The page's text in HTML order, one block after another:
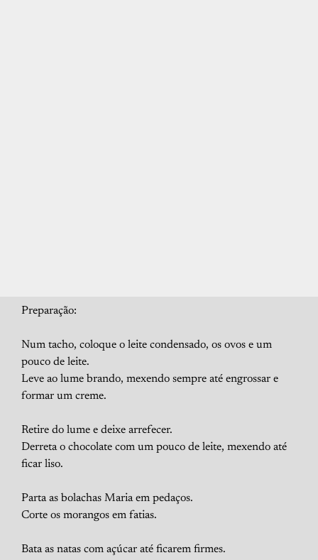
Preparação:
Num tacho, coloque o leite condensado, os ovos e um
pouco de leite.
Leve ao lume brando, mexendo sempre até engrossar e
formar um creme.
Retire do lume e deixe arrefecer.
Derreta o chocolate com um pouco de leite, mexendo até
ficar liso.
Parta as bolachas Maria em pedaços.
Corte os morangos em fatias.
Bata as natas com açúcar até ficarem firmes.